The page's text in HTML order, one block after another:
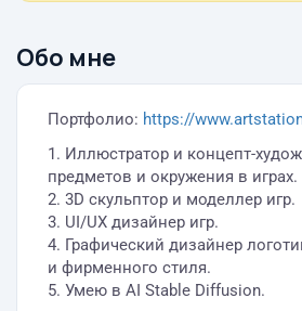
Обо мне
Портфолио: https://
1. Иллюстратор и концепт-
предметов и окружения в играх.
2. 3D скульптор и моделлер игр.
3. UI/UX дизайнер игр.
4. Графический дизайнер
и фирменного стиля.
5. Умею в AI Stable Diffusion.